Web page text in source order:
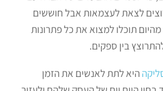
לצאת לעצמאות אבל חוששים
תוכלו למצוא את כל פתרונות
בין ספקים.
היא לתת לאנשים את הזמן